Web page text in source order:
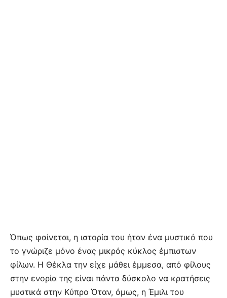
Όπως φαίνεται, η ιστορία του ήταν ένα μυστικό που
το γνώριζε μόνο ένας μικρός κύκλος έμπιστων
φίλων. Η Θέκλα την είχε μάθει έμμεσα, από φίλους
στην ενορία της είναι πάντα δύσκολο να κρατήσεις
μυστικά στην Κύπρο Όταν, όμως, η Έμιλι του